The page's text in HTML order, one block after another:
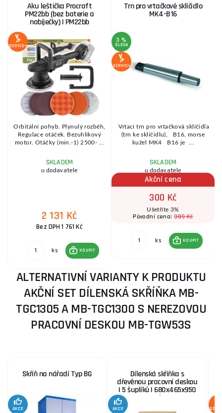
Aku leštička Procraft
PM22bb (bez baterie a
nabíječky) | PM22bb
SERVIS+
Orbitální pohyb. Plynulý rozběh,
Regulace otáček. Bezuhlíkový
motor. Otáčky (min.-1) 2500- ...
SKLADEM
u dodavatele
2 131 Kč
Bez DPH 1 761 Kč
ks KOUPIT
Trn pro vrtačkové sklíčidlo
MK4-B16
3 %
SLEVA
SERVIS+
Vrtací trn pro vrtačková sklíčidla
(trn ke sklíčidlu), B16, morse
kužel MK4 B16 je ...
SKLADEM
u dodavatele
Akční cena
300 Kč
Ušetříte 3%
Původní cena:309 Kč
ks KOUPIT
ALTERNATIVNÍ VARIANTY K PRODUKTU
AKČNÍ SET DÍLENSKÁ SKŘÍŇKA MB-
TGC1305 A MB-TGC1300 S NEREZOVOU
PRACOVNÍ DESKOU MB-TGW53S
Skříň na nářadí Typ BG
AKCE
Dílenská skříňka s
dřevěnou pracovní deskou
| 5 šuplíků | 680x465x950
mm Matabro SET-
AKCE